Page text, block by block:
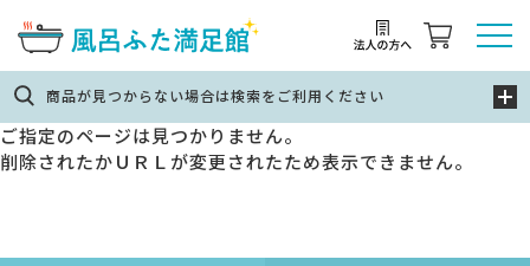
商品が見つからない場合は検索をご利用ください
ご指定のページは見つかりません。
削除されたかＵＲＬが変更されたため表示できません。